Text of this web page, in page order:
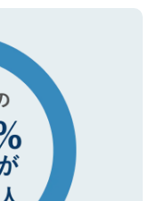
安心ください。
い。